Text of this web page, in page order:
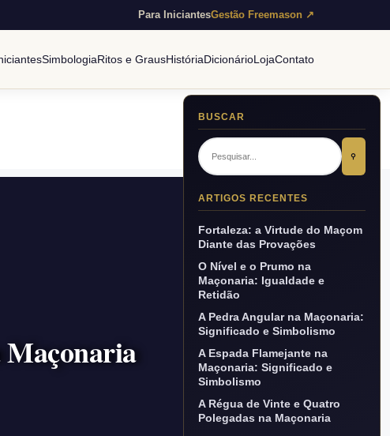
Para IniciantesGestão Freemason ↗
SimbologiaRitos e GrausHistóriaDicionárioLojaContato
Maçonaria
BUSCAR
⚲
ARTIGOS RECENTES
Fortaleza: a Virtude do Maçom
Diante das Provações
O Nível e o Prumo na
Maçonaria: Igualdade e
Retidão
A Pedra Angular na Maçonaria:
Significado e Simbolismo
A Espada Flamejante na
Maçonaria: Significado e
Simbolismo
A Régua de Vinte e Quatro
Polegadas na Maçonaria